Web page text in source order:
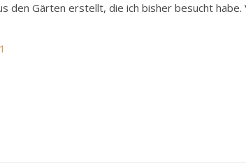
den Gärten erstellt, die ich bisher besucht habe.